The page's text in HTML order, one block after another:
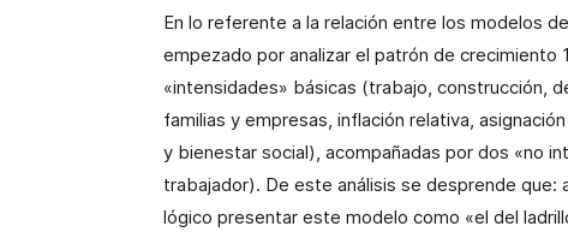
En lo referente a la relación entre los modelos
empezado por analizar el patrón de crecimiento
«intensidades» básicas (trabajo, construcción,
familias y empresas, inflación relativa,
y bienestar social), acompañadas por dos «no
trabajador). De este análisis se desprende que:
lógico presentar este modelo como «el del